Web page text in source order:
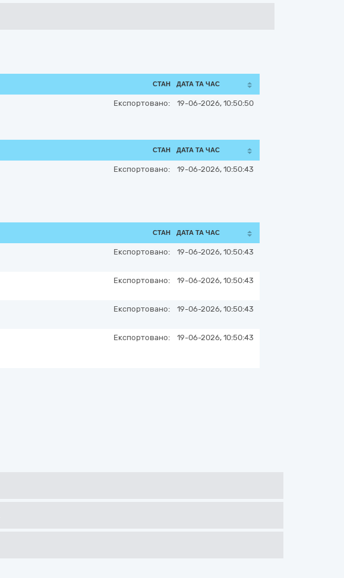
СТАН ДАТА ТА ЧАС
Експортовано: 19-06-2026, 10:50:50
СТАН ДАТА ТА ЧАС
Експортовано: 19-06-2026, 10:50:43
СТАН ДАТА ТА ЧАС
Експортовано: 19-06-2026, 10:50:43
Експортовано: 19-06-2026, 10:50:43
Експортовано: 19-06-2026, 10:50:43
Експортовано: 19-06-2026, 10:50:43